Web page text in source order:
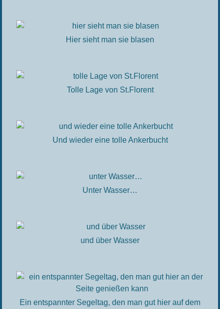
Hier sieht man sie blasen
Tolle Lage von St.Florent
Und wieder eine tolle Ankerbucht
Unter Wasser…
und über Wasser
Ein entspannter Segeltag, den man gut hier auf dem